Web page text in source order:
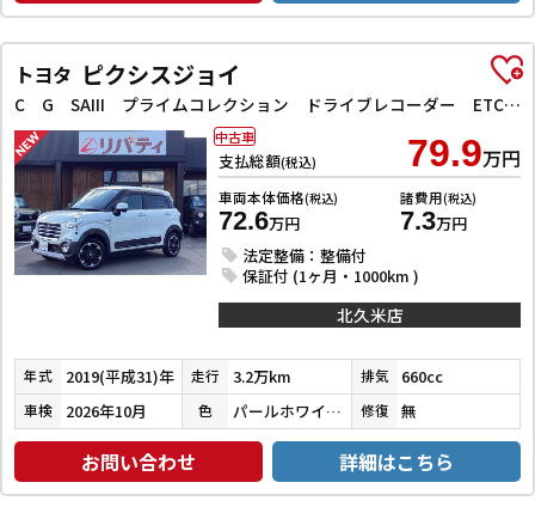
トヨタ ピクシスジョイ
C G SAIII プライムコレクション ドライブレコーダー ETC バックカメラ ナビ TV クリアランスソナー 衝突被害軽減システム オートマチックハイビーム オートライト スマートキー アイドリングストップ 電動格納ミラー
支払総額(税込) 79.9万円
車両本体価格(税込)
72.6万円
諸費用(税込)
7.3万円
法定整備：整備付
保証付 (1ヶ月・1000km )
中古車
北久米店
年式 2019(平成31)年 走行 3.2万km 排気 660cc
車検 2026年10月 色 パールホワイトⅢ 修復 無
お問い合わせ 詳細はこちら